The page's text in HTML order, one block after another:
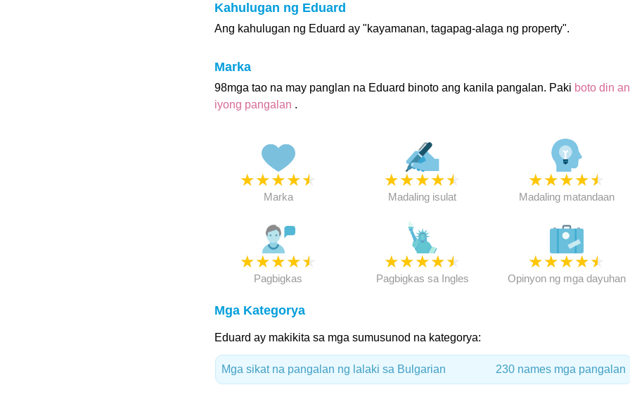
Kahulugan ng Eduard
Ang kahulugan ng Eduard ay "kayamanan, tagapag-alaga ng property".
Marka
98mga tao na may panglan na Eduard binoto ang kanila pangalan. Paki boto din
iyong pangalan .
★★★★★
Marka
★★★★★
Madaling isulat
★★★★★
Madaling matandaan
★★★★★
Pagbigkas
★★★★★
Pagbigkas sa Ingles
★★★★★
Opinyon ng mga dayuhan
Mga Kategorya
Eduard ay makikita sa mga sumusunod na kategorya:
Mga sikat na pangalan ng lalaki sa Bulgarian 230 names mga pangalan